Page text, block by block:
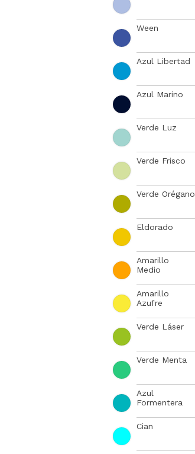
Ween
Azul Libertad
Azul Marino
Verde Luz
Verde Frisco
Verde Orégano
Eldorado
Amarillo
Medio
Amarillo
Azufre
Verde Láser
Verde Menta
Azul
Formentera
Cian